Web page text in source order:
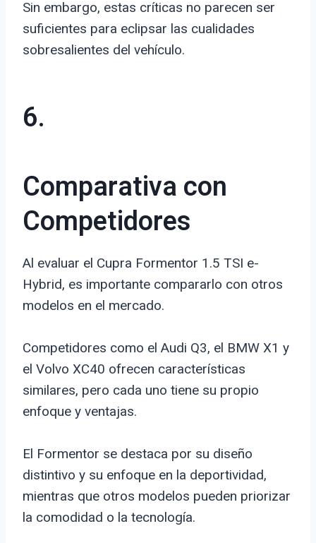
Sin embargo, estas críticas no parecen ser
suficientes para eclipsar las cualidades
sobresalientes del vehículo.
6.
Comparativa con
Competidores
Al evaluar el Cupra Formentor 1.5 TSI e-
Hybrid, es importante compararlo con otros
modelos en el mercado.
Competidores como el Audi Q3, el BMW X1 y
el Volvo XC40 ofrecen características
similares, pero cada uno tiene su propio
enfoque y ventajas.
El Formentor se destaca por su diseño
distintivo y su enfoque en la deportividad,
mientras que otros modelos pueden priorizar
la comodidad o la tecnología.